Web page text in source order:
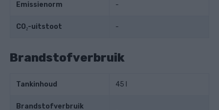
Emissienorm -
CO₂-uitstoot -
Brandstofverbruik
Tankinhoud 45 l
Brandstofverbruik